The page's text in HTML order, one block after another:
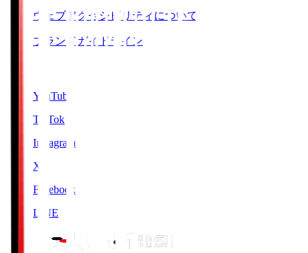
ウェブアクセシビリティについて
ブランドガイドライン
YouTube
TikTok
Instagram
X
Facebook
LINE